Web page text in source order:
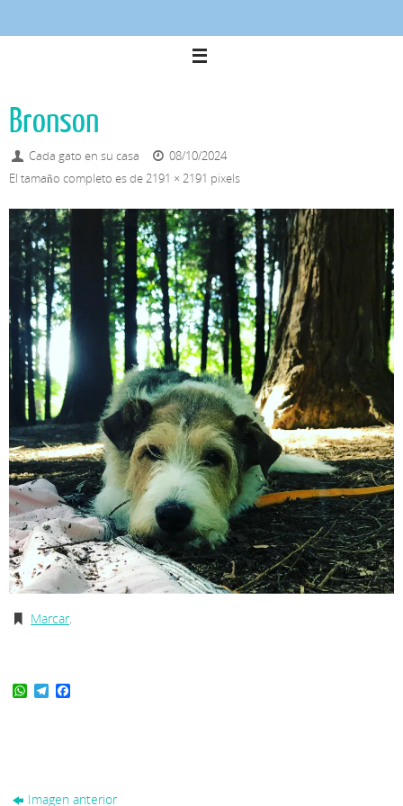
Bronson
Cada gato en su casa
08/10/2024
El tamaño completo es de2191 × 2191 pixels
Marcar.
WhatsApp
Telegram
Imagen anterior